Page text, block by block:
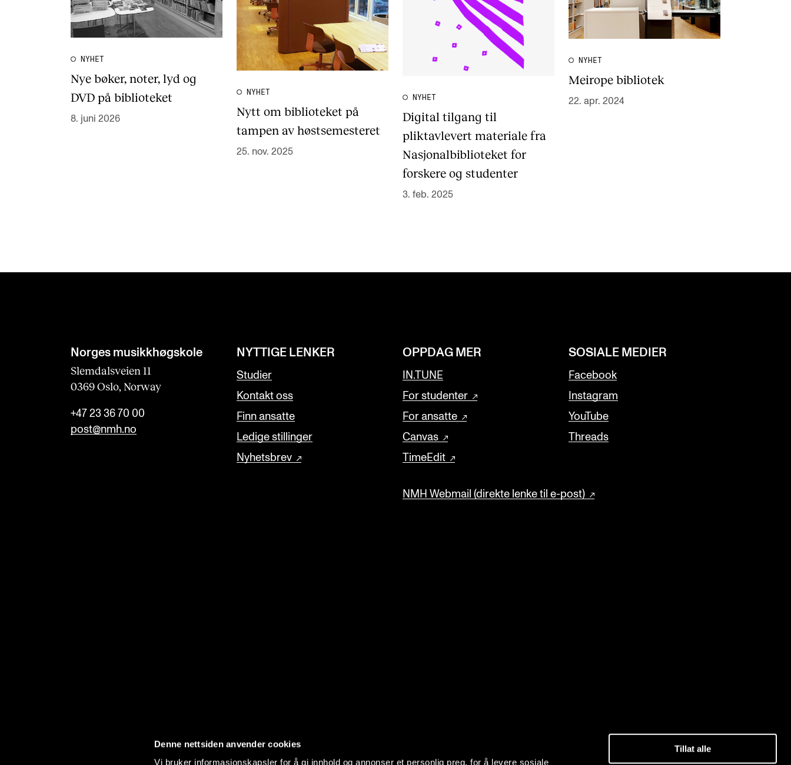
Denne nettsiden anvender cookies
Vi bruker informasjonskapsler for å gi innhold og annonser et personlig preg, for å levere sosiale
Tillat alle
NYHET
Nye bøker, noter, lyd og
DVD på biblioteket
8. juni 2026
NYHET
Nytt om biblioteket på
tampen av høstsemesteret
25. nov. 2025
NYHET
Digital tilgang til
pliktavlevert materiale fra
Nasjonalbiblioteket for
forskere og studenter
3. feb. 2025
NYHET
Meirope bibliotek
22. apr. 2024
Norges musikk­høgskole
Slemdalsveien 11
0369 Oslo, Norway
+47 23 36 70 00
post@nmh.no
NYTTIGE LENKER
Studier
Kontakt oss
Finn ansatte
Ledige stillinger
Nyhetsbrev
OPPDAG MER
IN.TUNE
For studenter
For ansatte
Canvas
TimeEdit
NMH Webmail (direkte lenke til e-post)
SOSIALE MEDIER
Facebook
Instagram
YouTube
Threads